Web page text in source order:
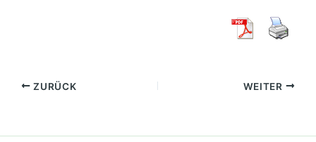
ZURÜCK WEITER